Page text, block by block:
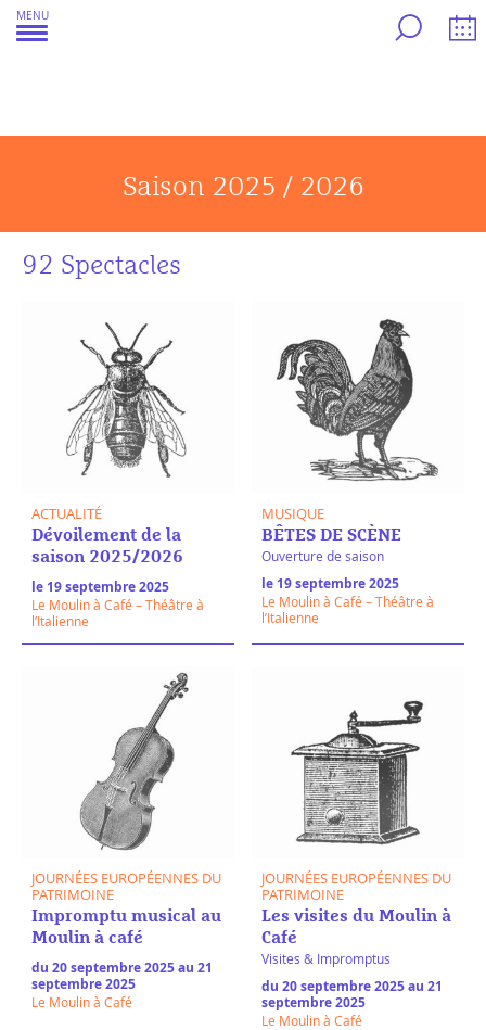
MENU
Aller
au
Saison 2025 / 2026
92 Spectacles
ACTUALITÉ
Dévoilement de la
saison 2025/2026
le 19 septembre 2025
Le Moulin à Café – Théâtre à
l’Italienne
MUSIQUE
BÊTES DE SCÈNE
Ouverture de saison
le 19 septembre 2025
Le Moulin à Café – Théâtre à
l’Italienne
JOURNÉES EUROPÉENNES DU
PATRIMOINE
Impromptu musical au
Moulin à café
du 20 septembre 2025 au 21
septembre 2025
Le Moulin à Café
JOURNÉES EUROPÉENNES DU
PATRIMOINE
Les visites du Moulin à
Café
Visites & Impromptus
du 20 septembre 2025 au 21
septembre 2025
Le Moulin à Café